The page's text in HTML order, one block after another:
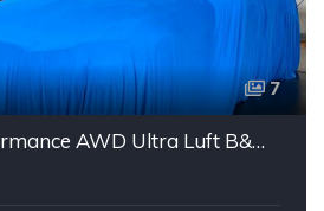
7
Volvo EX90 Performance AWD Ultra Luft B&W ACC AHK 7S